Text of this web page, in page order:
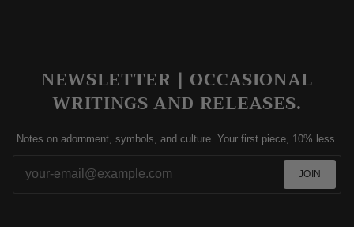
NEWSLETTER | OCCASIONAL
WRITINGS AND RELEASES.
Notes on adornment, symbols, and culture. Your first piece, 10% less.
JOIN